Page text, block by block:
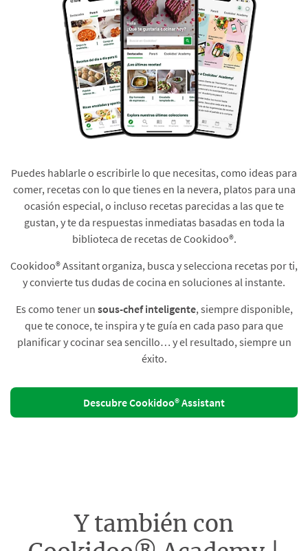
Puedes hablarle o escribirle lo que necesitas, como ideas para
comer, recetas con lo que tienes en la nevera, platos para una
ocasión especial, o incluso recetas parecidas a las que te
gustan, y te da respuestas inmediatas basadas en toda la
biblioteca de recetas de Cookidoo®.​
Cookidoo® Assitant organiza, busca y selecciona recetas por ti,
y convierte tus dudas de cocina en soluciones al instante.​
Es como tener un sous-chef inteligente, siempre disponible,
que te conoce, te inspira y te guía en cada paso para que
planificar y cocinar sea sencillo… y el resultado, siempre un
éxito.
Descubre Cookidoo® Assistant
Y también con